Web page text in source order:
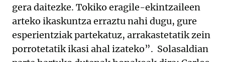
gera daitezke. Tokiko eragile-ekintzaileen
arteko ikaskuntza erraztu nahi dugu, gure
esperientziak partekatuz, arrakastetatik zein
porrotetatik ikasi ahal izateko”. Solasaldian